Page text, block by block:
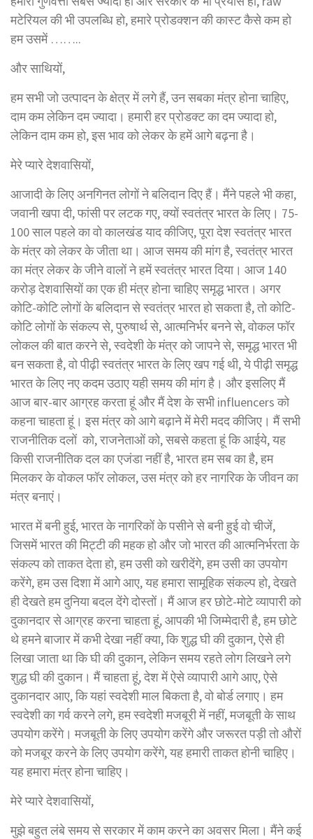
मटेरियल की भी उपलब्धि हो, हमारे प्रोडक्शन की कास्ट कैसे कम हो
हम उसमें ……..
और साथियों,
हम सभी जो उत्पादन के क्षेत्र में लगे हैं, उन सबका मंत्र होना चाहिए,
दाम कम लेकिन दम ज्यादा। हमारी हर प्रोडक्ट का दम ज्यादा हो,
लेकिन दाम कम हो, इस भाव को लेकर के हमें आगे बढ़ना है।
मेरे प्यारे देशवासियों,
आजादी के लिए अनगिनत लोगों ने बलिदान दिए हैं। मैंने पहले भी कहा,
जवानी खपा दी, फांसी पर लटक गए, क्यों स्वतंत्र भारत के लिए। 75-
100 साल पहले का वो कालखंड याद कीजिए, पूरा देश स्वतंत्र भारत
के मंत्र को लेकर के जीता था। आज समय की मांग है, स्वतंत्र भारत
का मंत्र लेकर के जीने वालों ने हमें स्वतंत्र भारत दिया। आज 140
करोड़ देशवासियों का एक ही मंत्र होना चाहिए समृद्ध भारत। अगर
कोटि-कोटि लोगों के बलिदान से स्वतंत्र भारत हो सकता है, तो कोटि-
कोटि लोगों के संकल्प से, पुरुषार्थ से, आत्मनिर्भर बनने से, वोकल फॉर
लोकल की बात करने से, स्वदेशी के मंत्र को जापने से, समृद्ध भारत भी
बन सकता है, वो पीढ़ी स्वतंत्र भारत के लिए खप गई थी, ये पीढ़ी समृद्ध
भारत के लिए नए कदम उठाए यही समय की मांग है। और इसलिए मैं
आज बार-बार आग्रह करता हूं और मैं देश के सभी influencers को
कहना चाहता हूं। इस मंत्र को आगे बढ़ाने में मेरी मदद कीजिए। मैं सभी
राजनीतिक दलों को, राजनेताओं को, सबसे कहता हूं कि आईये, यह
किसी राजनीतिक दल का एजंडा नहीं है, भारत हम सब का है, हम
मिलकर के वोकल फॉर लोकल, उस मंत्र को हर नागरिक के जीवन का
मंत्र बनाएं।
भारत में बनी हुई, भारत के नागरिकों के पसीने से बनी हुई वो चीजें,
जिसमें भारत की मिट्टी की महक हो और जो भारत की आत्मनिर्भरता के
संकल्प को ताकत देता हो, हम उसी को खरीदेंगे, हम उसी का उपयोग
करेंगे, हम उस दिशा में आगे आए, यह हमारा सामूहिक संकल्प हो, देखते
ही देखते हम दुनिया बदल देंगे दोस्तों। मैं आज हर छोटे-मोटे व्यापारी को
दुकानदार से आग्रह करना चाहता हूं, आपकी भी जिम्मेदारी है, हम छोटे
थे हमने बाजार में कभी देखा नहीं क्या, कि शुद्ध घी की दुकान, ऐसे ही
लिखा जाता था कि घी की दुकान, लेकिन समय रहते लोग लिखने लगे
शुद्ध घी की दुकान। मैं चाहता हूं, देश में ऐसे व्यापारी आगे आए, ऐसे
दुकानदार आए, कि यहां स्वदेशी माल बिकता है, वो बोर्ड लगाए। हम
स्वदेशी का गर्व करने लगे, हम स्वदेशी मजबूरी में नहीं, मजबूती के साथ
उपयोग करेंगे। मजबूती के लिए उपयोग करेंगे और जरूरत पड़ी तो औरों
को मजबूर करने के लिए उपयोग करेंगे, यह हमारी ताकत होनी चाहिए।
यह हमारा मंत्र होना चाहिए।
मेरे प्यारे देशवासियों,
मुझे बहुत लंबे समय से सरकार में काम करने का अवसर मिला। मैंने कई